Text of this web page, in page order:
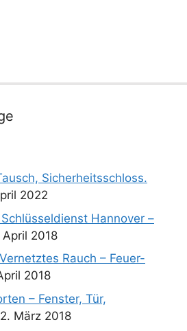
Sicherheitsschloss.
2022
Hannover –
April 2018
Rauch – Feuer-
2018
– Fenster, Tür,
März 2018